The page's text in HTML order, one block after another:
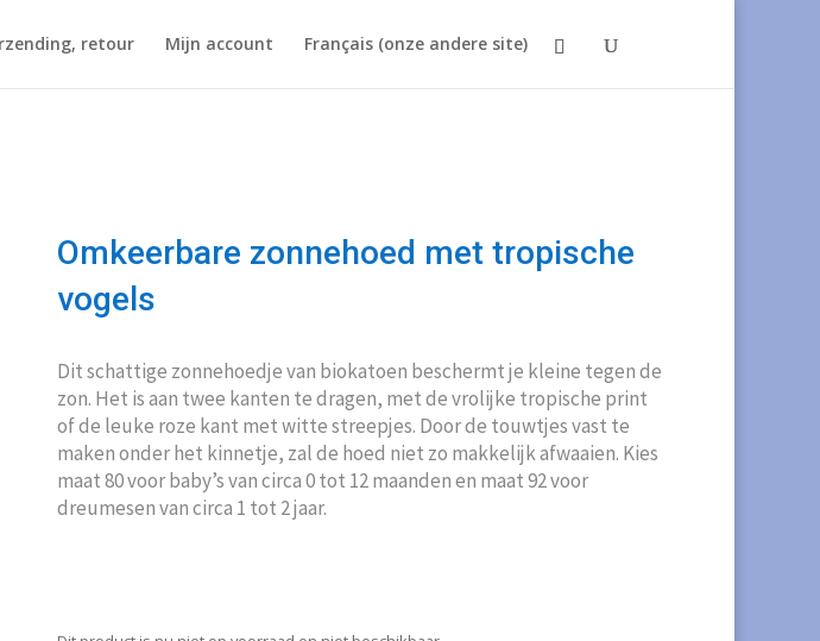
retour Mijn account Français (onze andere site)
Omkeerbare zonnehoed met tropische
vogels
Dit schattige zonnehoedje van biokatoen beschermt je kleine tegen de
zon. Het is aan twee kanten te dragen, met de vrolijke tropische print
of de leuke roze kant met witte streepjes. Door de touwtjes vast te
maken onder het kinnetje, zal de hoed niet zo makkelijk afwaaien. Kies
maat 80 voor baby’s van circa 0 tot 12 maanden en maat 92 voor
dreumesen van circa 1 tot 2 jaar.